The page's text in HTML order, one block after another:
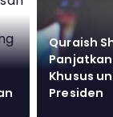
Quraish
Khusus
Presiden